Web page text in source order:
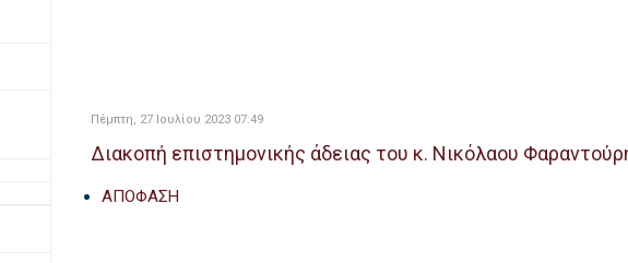
Πέμπτη, 27 Ιουλίου 2023 07:49
Διακοπή επιστημονικής άδειας του κ. Νικόλαου
ΑΠΟΦΑΣΗ